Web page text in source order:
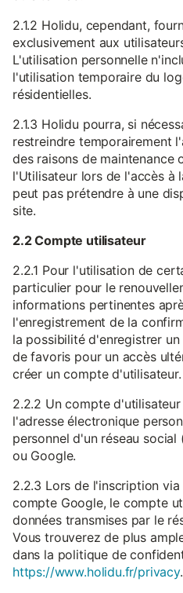
2.1.2 Holidu, cependant,
exclusivement aux
L'utilisation personnelle
l'utilisation temporaire du
résidentielles.
2.1.3 Holidu pourra, si
restreindre temporairement
des raisons de maintenance
l'Utilisateur lors de l'accès à
peut pas prétendre à une
site.
2.2 Compte utilisateur
2.2.1 Pour l'utilisation de
particulier pour le
informations pertinentes
l'enregistrement de la
la possibilité d'enregistrer
de favoris pour un accès
créer un compte d'utilisateur.
2.2.2 Un compte
l'adresse électronique
personnel d'un réseau
ou Google.
2.2.3 Lors de l'inscription
compte Google, le compte
données transmises par le
Vous trouverez de plus
dans la politique de
https://www.holidu.fr/privacy.